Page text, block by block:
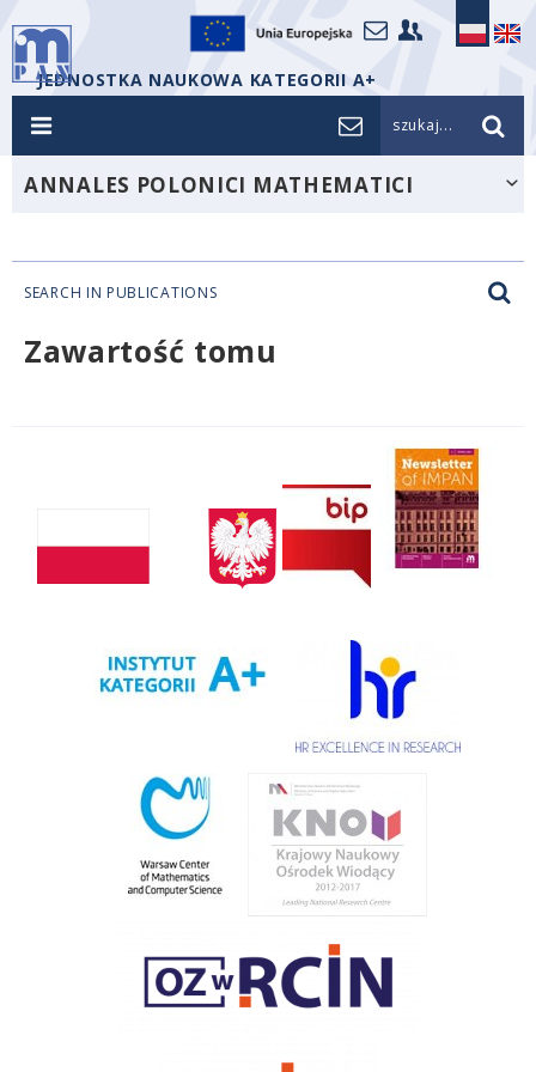
JEDNOSTKA NAUKOWA KATEGORII A+
szukaj...
ANNALES POLONICI MATHEMATICI
SEARCH IN PUBLICATIONS
Zawartość tomu